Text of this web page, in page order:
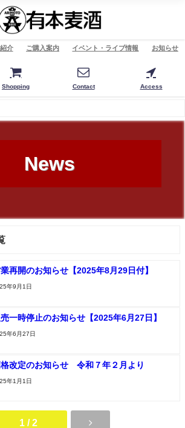
介 ご購入案内 イベント・ライブ情報 お知らせ
Shopping Contact Access
News
再開のお知らせ【2025年8月29日付】
年9月1日
売一時停止のお知らせ【2025年6月27日】
年6月27日
改定のお知らせ 令和７年２月より
年1月1日
1 / 2